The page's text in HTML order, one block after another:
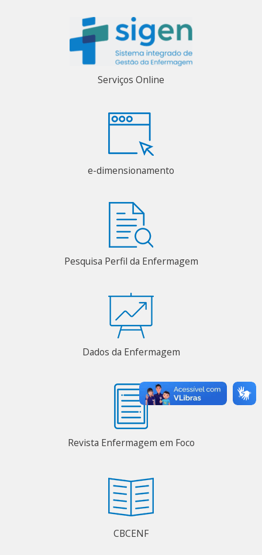
Serviços Online
e-dimensionamento
Pesquisa Perfil da Enfermagem
Dados da Enfermagem
Revista Enfermagem em Foco
CBCENF